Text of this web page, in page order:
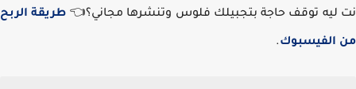
ليه توقف حاجة بتجبيلك فلوس وتنشرها مجاني؟👈طريقةالربح
الفيسبوك.